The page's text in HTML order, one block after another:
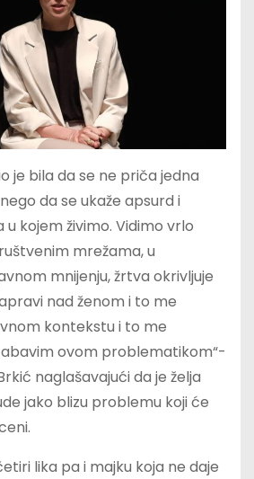
je bila da se ne priča jedna
da se ukaže apsurd i
kojem živimo. Vidimo vrlo
mrežama, u
mnijenju, žrtva okrivljuje
nad ženom i to me
kontekstu i to me
ovom problematikom“-
naglašavajući da je želja
jako blizu problemu koji će
lika pa i majku koja ne daje